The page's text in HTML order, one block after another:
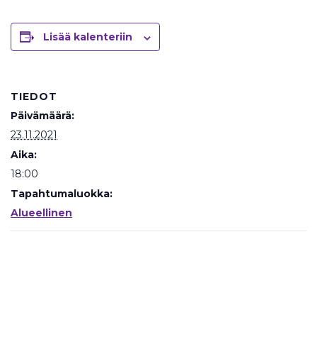
Lisää kalenteriin
TIEDOT
Päivämäärä:
23.11.2021
Aika:
18:00
Tapahtumaluokka:
Alueellinen